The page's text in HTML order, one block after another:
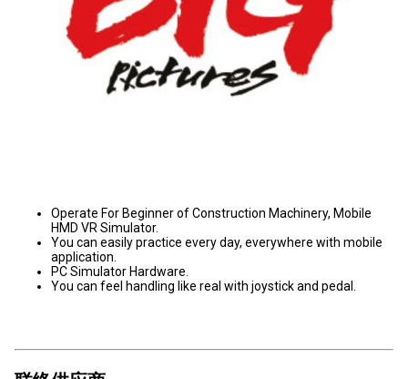
Operate For Beginner of Construction Machinery, Mobile
HMD VR Simulator.
You can easily practice every day, everywhere with mobile
application.
PC Simulator Hardware.
You can feel handling like real with joystick and pedal.